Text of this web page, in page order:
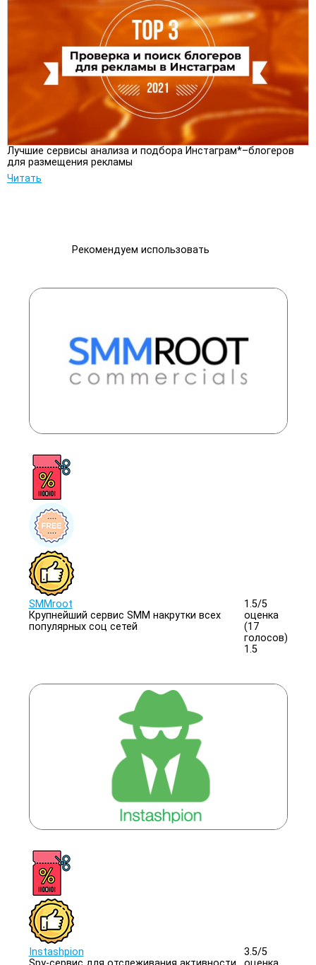
Лучшие сервисы анализа и подбора Инстаграм*–блогеров
для размещения рекламы
Читать
Рекомендуем использовать
SMMroot
Крупнейший сервис SMM накрутки всех
популярных соц сетей
1.5/5
оценка
(17
голосов)
1.5
Instashpion
3.5/5